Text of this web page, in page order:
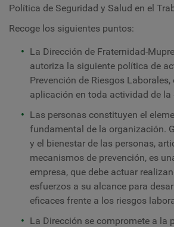
Política de Seguridad y Salud en el
Recoge los siguientes puntos:
La Dirección de Fraternidad-
autoriza la siguiente política de
Prevención de Riesgos Laborales,
aplicación en toda actividad de la
Las personas constituyen el
fundamental de la organización.
y el bienestar de las personas,
mecanismos de prevención, es
empresa, que debe actuar
esfuerzos a su alcance para
eficaces frente a los riesgos
La Dirección se compromete a la